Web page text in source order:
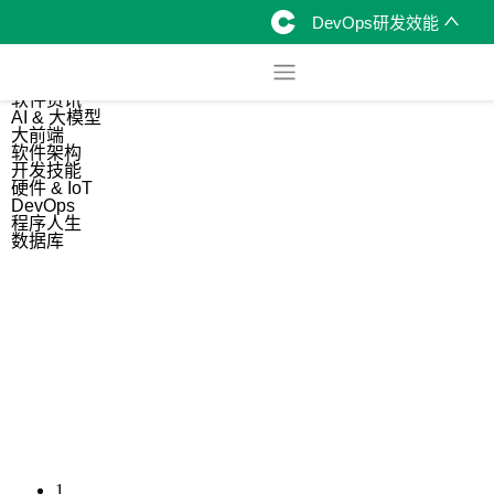
DevOps研发效能
软件资讯
AI & 大模型
大前端
软件架构
开发技能
硬件 & IoT
DevOps
程序人生
数据库
1